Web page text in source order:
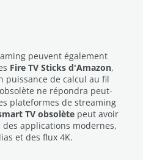
peuvent également
Fire TV Sticks d'Amazon,
puissance de calcul au fil
ne répondra peut-
plateformes de streaming
TV obsolète peut avoir
applications modernes,
et des flux 4K.